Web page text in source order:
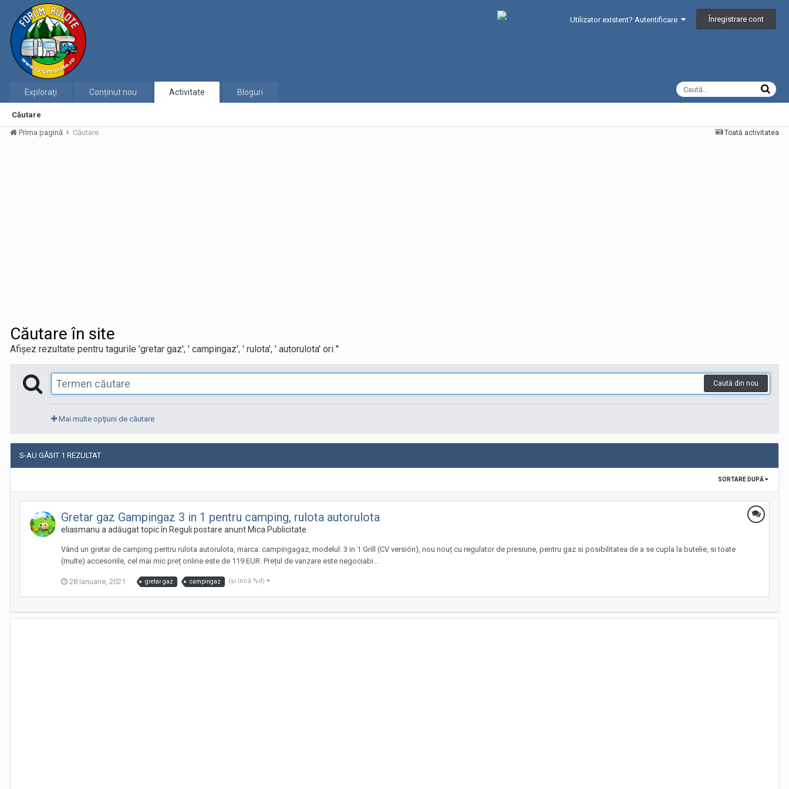
Utilizator existent? Autentificare Înregistrare cont
Exploraţi Conținut nou Activitate
Căutare
Bloguri
Toată activitatea
Prima pagină Căutare
Căutare în site
Afișez rezultate pentru tagurile 'gretar gaz', ' campingaz', ' rulota', ' autorulota' ori ''
Caută din nou
Mai multe opţiuni de căutare
S-AU GĂSIT 1 REZULTAT
SORTARE DUPĂ
Gretar gaz Gampingaz 3 in 1 pentru camping, rulota autorulota
eliasmanu a adăugat topic în Reguli postare anunt Mica Publicitate
Vând un gretar de camping pentru rulota autorulota, marca: campingagaz, modelul: 3 in 1 Grill (CV versión), nou nouț cu regulator de presiune, pentru gaz si posibilitatea de a se cupla la butelie, si toate
(multe) accesoriile, cel mai mic preț online este de 119 EUR. Prețul de vanzare este negociabi...
28 Ianuarie, 2021 gretar gaz campingaz (şi încă %d)